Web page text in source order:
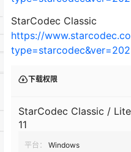
StarCodec Classic
https://
下载权限
StarCodec Classic /
11
平台：
Windows